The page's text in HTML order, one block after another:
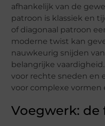
afhankelijk van de
patroon is klassiek en
of diagonaal patroon
moderne twist kan
nauwkeurig snijden
belangrijke
voor rechte sneden en
voor complexe vormen
Voegwerk: